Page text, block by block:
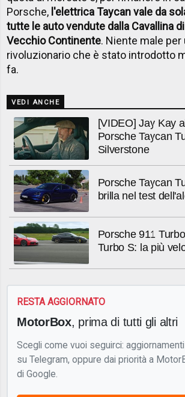
Porsche, l'elettrica Taycan vale da
tutte le auto vendute dalla Cavallina
Vecchio Continente. Niente male
rivoluzionario che è stato introdotto
fa.
VEDI ANCHE
[VIDEO] Jay Kay
Porsche Taycan
Silverstone
Porsche Taycan
brilla nel test
Porsche 911
Turbo S: la più
RESTA AGGIORNATO
MotorBox, prima di tutti gli altri
Scegli come vuoi seguirci:
su Telegram, oppure dai priorità a
di Google.